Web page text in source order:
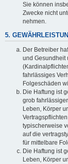
Sie können
Zwecke nicht
nehmen.
5.
Der Betreiber
und Gesundheit
fahrlässiges
Folgeschäden
Die Haftung ist
grob
Leben, Körper
typischerweise
auf die
für mittelbare
Die Haftung ist
Leben, Körper